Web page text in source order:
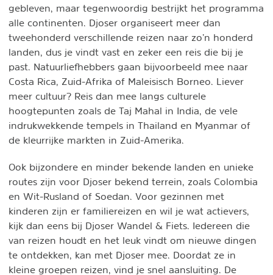
Partners nl/ fr
gebleven, maar tegenwoordig bestrijkt het programma
alle continenten. Djoser organiseert meer dan
tweehonderd verschillende reizen naar zo’n honderd
landen, dus je vindt vast en zeker een reis die bij je
past. Natuurliefhebbers gaan bijvoorbeeld mee naar
Costa Rica, Zuid-Afrika of Maleisisch Borneo. Liever
meer cultuur? Reis dan mee langs culturele
hoogtepunten zoals de Taj Mahal in India, de vele
indrukwekkende tempels in Thailand en Myanmar of
de kleurrijke markten in Zuid-Amerika.
Ook bijzondere en minder bekende landen en unieke
routes zijn voor Djoser bekend terrein, zoals Colombia
en Wit-Rusland of Soedan. Voor gezinnen met
kinderen zijn er familiereizen en wil je wat actievers,
kijk dan eens bij Djoser Wandel & Fiets. Iedereen die
van reizen houdt en het leuk vindt om nieuwe dingen
te ontdekken, kan met Djoser mee. Doordat ze in
kleine groepen reizen, vind je snel aansluiting. De